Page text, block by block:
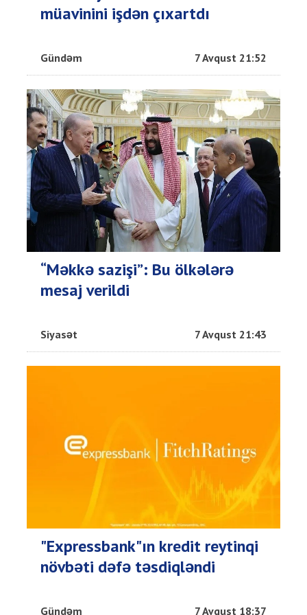
müavinini işdən çıxartdı
Gündəm 7 Avqust 21:52
“Məkkə sazişi”: Bu ölkələrə
mesaj verildi
Siyasət 7 Avqust 21:43
"Expressbank"ın kredit reytinqi
növbəti dəfə təsdiqləndi
Gündəm 7 Avqust 18:37